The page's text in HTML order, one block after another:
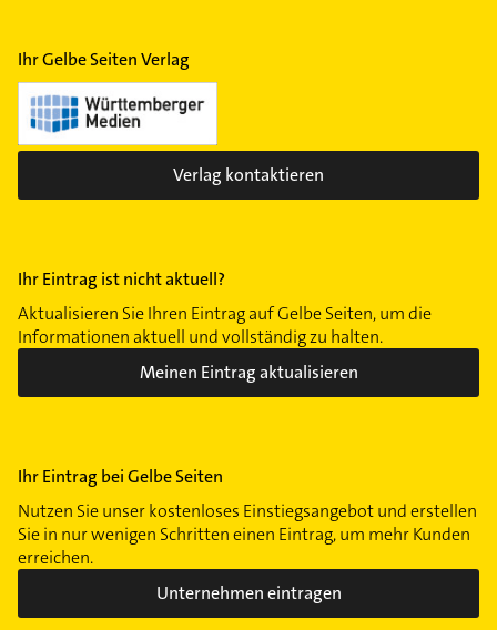
Ihr Gelbe Seiten Verlag
Verlag kontaktieren
Ihr Eintrag ist nicht aktuell?
Aktualisieren Sie Ihren Eintrag auf Gelbe Seiten, um die
Informationen aktuell und vollständig zu halten.
Meinen Eintrag aktualisieren
Ihr Eintrag bei Gelbe Seiten
Nutzen Sie unser kostenloses Einstiegsangebot und erstellen
Sie in nur wenigen Schritten einen Eintrag, um mehr Kunden
erreichen.
Unternehmen eintragen